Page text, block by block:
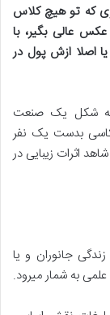
که تو هیچ کلاس
عالی بگیر، با
اصلا ازش پول در
به‌ شکل یک صنعت
بدست یک نفر
اثرات زیبایی در
جانوران و یا
به شمار میرود.